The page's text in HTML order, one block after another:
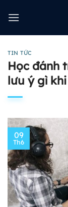
qua
TIN TỨC
Học đánh
lưu ý gì
09
Th6